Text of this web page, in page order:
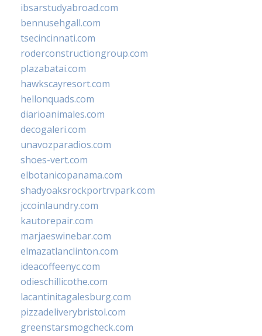
ibsarstudyabroad.com
bennusehgall.com
tsecincinnati.com
roderconstructiongroup.com
plazabatai.com
hawkscayresort.com
hellonquads.com
diarioanimales.com
decogaleri.com
unavozparadios.com
shoes-vert.com
elbotanicopanama.com
shadyoaksrockportrvpark.com
jccoinlaundry.com
kautorepair.com
marjaeswinebar.com
elmazatlanclinton.com
ideacoffeenyc.com
odieschillicothe.com
lacantinitagalesburg.com
pizzadeliverybristol.com
greenstarsmogcheck.com